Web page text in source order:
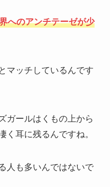
へのアンチテーゼが少
マッチしているんです
ガールはくもの上から
く耳に残るんですね。
人も多いんではないで